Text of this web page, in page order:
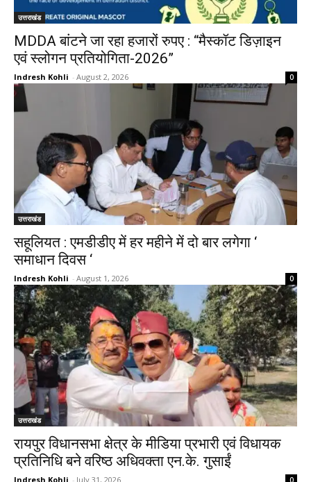
उत्तराखंड
MDDA बांटने जा रहा हजारों रुपए : “मैस्कॉट डिज़ाइन
एवं स्लोगन प्रतियोगिता-2026”
Indresh Kohli - August 2, 2026 0
उत्तराखंड
सहूलियत : एमडीडीए में हर महीने में दो बार लगेगा ‘
समाधान दिवस ‘
Indresh Kohli - August 1, 2026 0
उत्तराखंड
रायपुर विधानसभा क्षेत्र के मीडिया प्रभारी एवं विधायक
प्रतिनिधि बने वरिष्ठ अधिवक्ता एन.के. गुसाईं
Indresh Kohli - July 31, 2026 0